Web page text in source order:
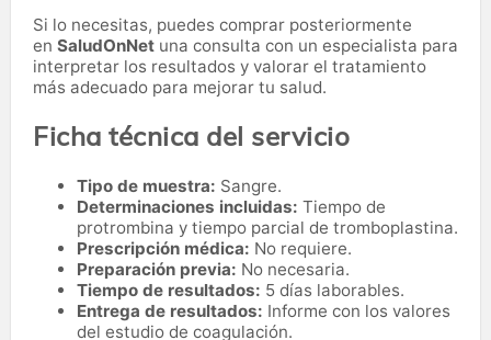
Si lo necesitas, puedes comprar posteriormente
en SaludOnNet una consulta con un especialista para
interpretar los resultados y valorar el tratamiento
más adecuado para mejorar tu salud.
Ficha técnica del servicio
Tipo de muestra: Sangre.
Determinaciones incluidas: Tiempo de
protrombina y tiempo parcial de tromboplastina.
Prescripción médica: No requiere.
Preparación previa: No necesaria.
Tiempo de resultados: 5 días laborables.
Entrega de resultados: Informe con los valores
del estudio de coagulación.